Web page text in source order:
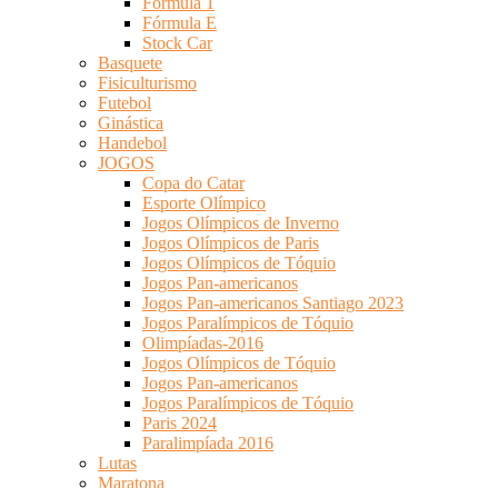
Fórmula E
Stock Car
Basquete
Fisiculturismo
Futebol
Ginástica
Handebol
JOGOS
Copa do Catar
Esporte Olímpico
Jogos Olímpicos de Inverno
Jogos Olímpicos de Paris
Jogos Olímpicos de Tóquio
Jogos Pan-americanos
Jogos Pan-americanos Santiago 2023
Jogos Paralímpicos de Tóquio
Olimpíadas-2016
Jogos Olímpicos de Tóquio
Jogos Pan-americanos
Jogos Paralímpicos de Tóquio
Paris 2024
Paralimpíada 2016
Lutas
Maratona